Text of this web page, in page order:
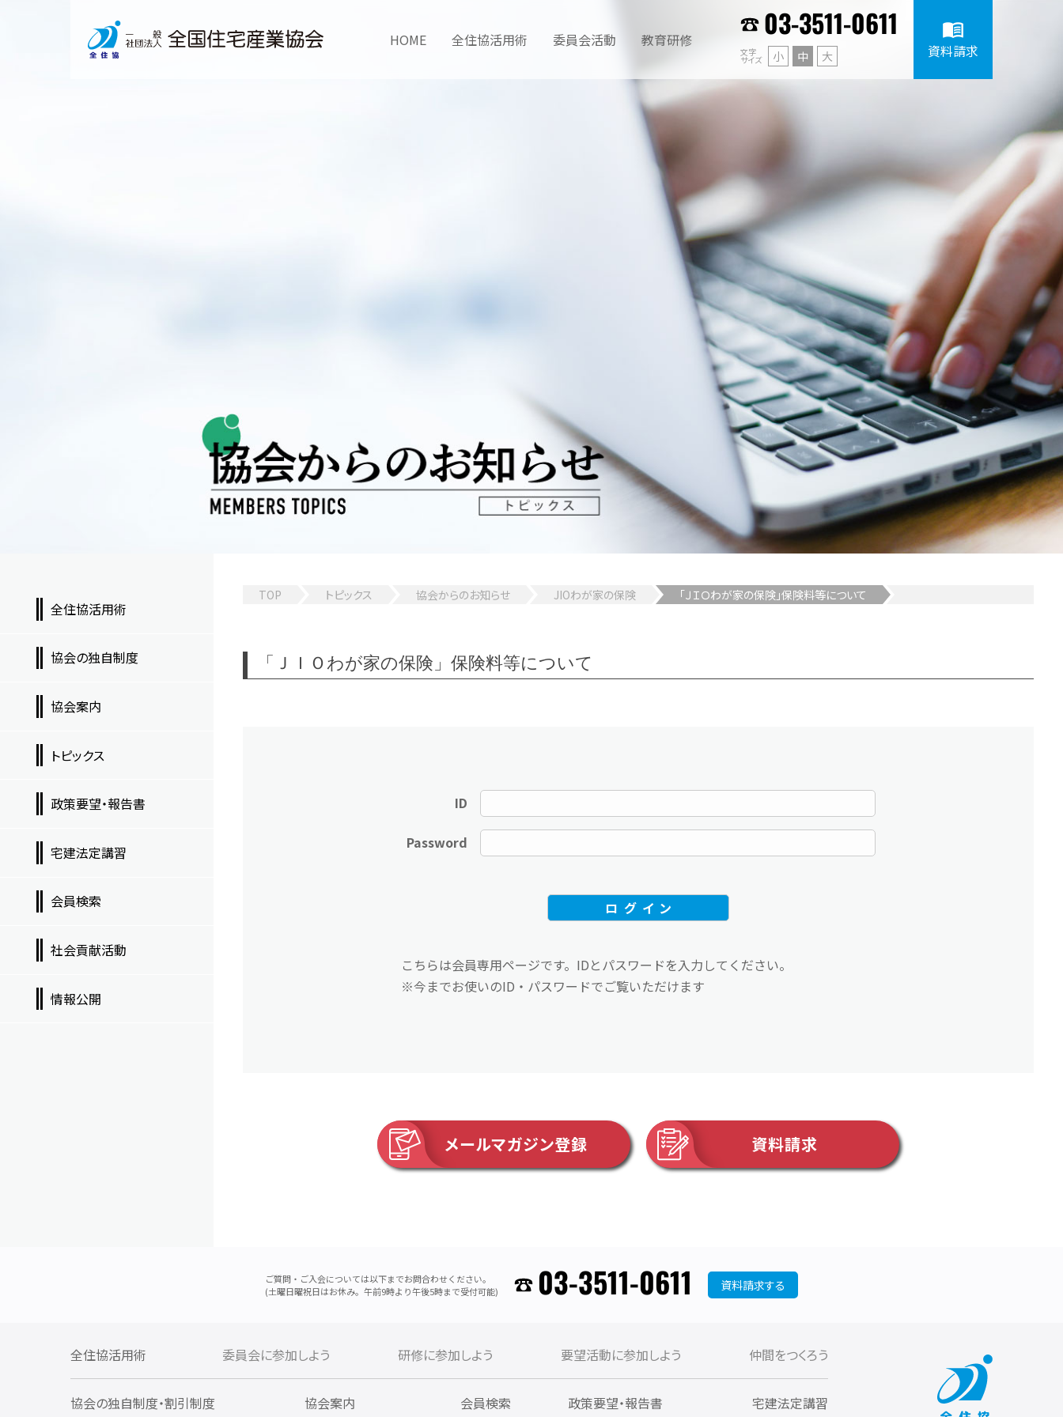
HOME 全住協活用術 委員会活動 教育研修 03-3511-0611
文字
サイズ 小 中 大
menu_book
資料請求
TOP トピックス 協会からのお知らせ JIOわが家の保険 「ＪＩＯわが家の保険」保険料等について
「ＪＩＯわが家の保険」保険料等について
ID
Password
こちらは会員専用ページです。IDとパスワードを入力してください。
※今までお使いのID・パスワードでご覧いただけます
メールマガジン登録 資料請求
全住協活用術
協会の独自制度
協会案内
トピックス
政策要望・報告書
宅建法定講習
会員検索
社会貢献活動
情報公開
ご質問・ご入会については以下までお問合わせください。
(土曜日曜祝日はお休み。午前9時より午後5時まで受付可能)
03-3511-0611 資料請求する
全住協活用術 委員会に参加しよう 研修に参加しよう 要望活動に参加しよう 仲間をつくろう
協会の独自制度・割引制度 協会案内 会員検索 政策要望・報告書 宅建法定講習